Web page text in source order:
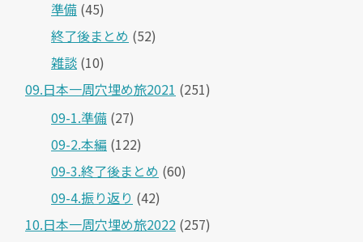
準備 (45)
終了後まとめ (52)
雑談 (10)
09.日本一周穴埋め旅2021 (251)
09-1.準備 (27)
09-2.本編 (122)
09-3.終了後まとめ (60)
09-4.振り返り (42)
10.日本一周穴埋め旅2022 (257)